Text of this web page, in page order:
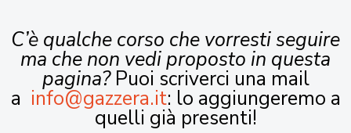
C’è qualche corso che vorresti seguire
ma che non vedi proposto in questa
pagina?Puoi scriverci una mail
a info@gazzera.it: lo aggiungeremo a
quelli già presenti!